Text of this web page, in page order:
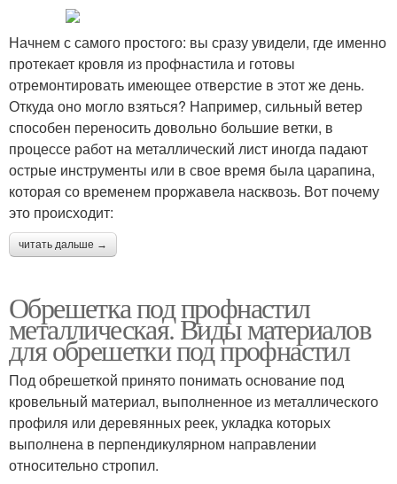
Начнем с самого простого: вы сразу увидели, где именно
протекает кровля из профнастила и готовы
отремонтировать имеющее отверстие в этот же день.
Откуда оно могло взяться? Например, сильный ветер
способен переносить довольно большие ветки, в
процессе работ на металлический лист иногда падают
острые инструменты или в свое время была царапина,
которая со временем проржавела насквозь. Вот почему
это происходит:
читать дальше →
Обрешетка под профнастил
металлическая. Виды материалов
для обрешетки под профнастил
Под обрешеткой принято понимать основание под
кровельный материал, выполненное из металлического
профиля или деревянных реек, укладка которых
выполнена в перпендикулярном направлении
относительно стропил.